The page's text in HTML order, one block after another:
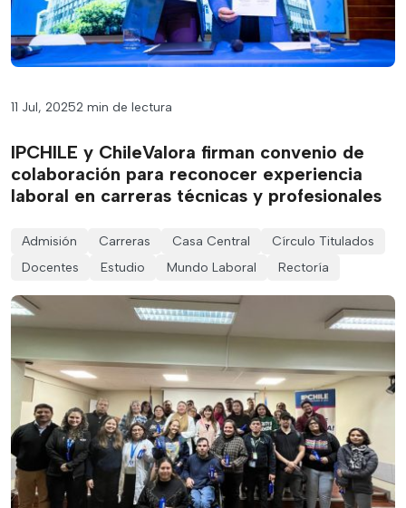
11 Jul, 20252 min de lectura
IPCHILE y ChileValora firman convenio de
colaboración para reconocer experiencia
laboral en carreras técnicas y profesionales
Admisión Carreras Casa Central
Círculo Titulados
Docentes
Estudio Mundo Laboral Rectoría